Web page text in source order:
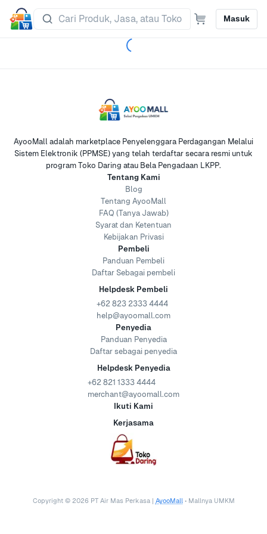
Masuk
AyooMall adalah marketplace Penyelenggara Perdagangan Melalui
Sistem Elektronik (PPMSE) yang telah terdaftar secara resmi untuk
program Toko Daring atau Bela Pengadaan LKPP.
Tentang Kami
Blog
Tentang AyooMall
FAQ (Tanya Jawab)
Syarat dan Ketentuan
Kebijakan Privasi
Pembeli
Panduan Pembeli
Daftar Sebagai pembeli
Helpdesk Pembeli
+62 823 2333 4444
help@ayoomall.com
Penyedia
Panduan Penyedia
Daftar sebagai penyedia
Helpdesk Penyedia
+62 821 1333 4444
merchant@ayoomall.com
Ikuti Kami
Kerjasama
Copyright © 2026 PT Air Mas Perkasa | AyooMall • Mallnya UMKM